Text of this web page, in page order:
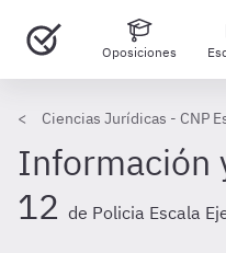
Oposiciones
Ciencias Jurídicas - CNP
Información
12 de Policia Escala